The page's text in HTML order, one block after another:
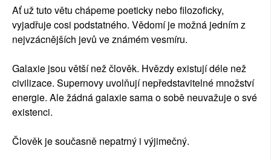
Ať už tuto větu chápeme poeticky nebo filozoficky,
vyjadřuje cosi podstatného. Vědomí je možná jedním z
nejvzácnějších jevů ve známém vesmíru.
Galaxie jsou větší než člověk. Hvězdy existují déle než
civilizace. Supernovy uvolňují nepředstavitelné množství
energie. Ale žádná galaxie sama o sobě neuvažuje o své
existenci.
Člověk je současně nepatrný i výjimečný.